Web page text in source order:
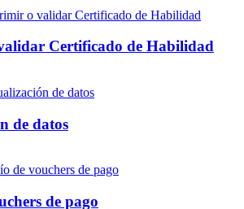
Certificado de Habilidad
de datos
de pago